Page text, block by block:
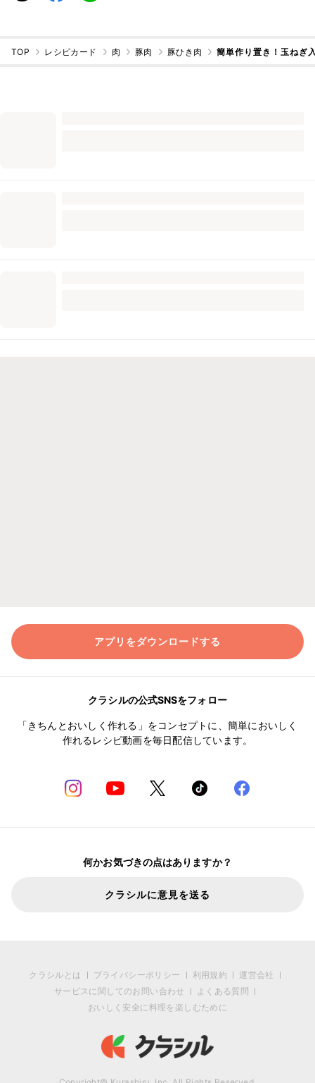
TOP レシピカード 肉 豚肉 豚ひき肉 簡単作り置き！玉ねぎ
アプリをダウンロードする
クラシルの公式SNSをフォロー
「きちんとおいしく作れる」をコンセプトに、簡単においしく
作れるレシピ動画を毎日配信しています。
何かお気づきの点はありますか？
クラシルに意見を送る
クラシルとは プライバシーポリシー 利用規約
運営会社
サービスに関してのお問い合わせ
よくある質問
おいしく安全に料理を楽しむために